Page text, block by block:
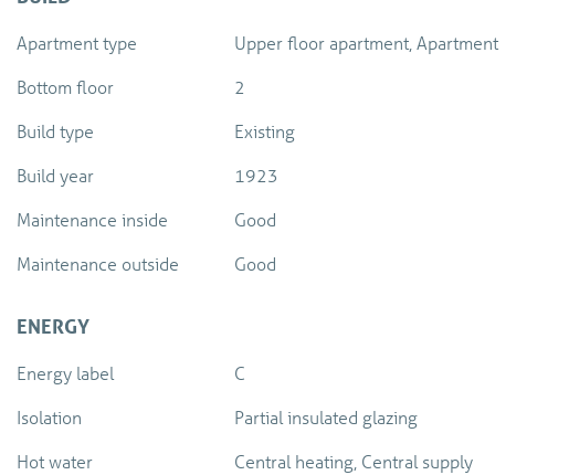
Apartment type
Upper floor apartment, Apartment
Bottom floor
2
Build type
Existing
Build year
1923
Maintenance inside
Good
Maintenance outside
Good
ENERGY
Energy label
C
Isolation
Partial insulated glazing
Hot water
Central heating, Central supply